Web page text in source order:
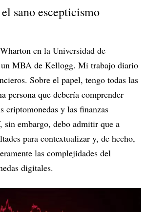
sano escepticismo
en la Universidad de
un MBA de Kellogg. Mi trabajo diario
Sobre el papel, tengo todas las
persona que debería comprender
criptomonedas y las finanzas
sin embargo, debo admitir que a
para contextualizar y, de hecho,
las complejidades del
digitales.